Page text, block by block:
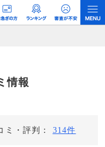
モデルです。 ただし、特定の
／ユーザーへの口コミ収集な
す。
情報
・評判： 314件